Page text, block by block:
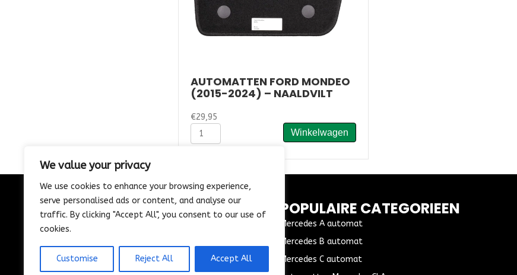
We value your privacy
We use cookies to enhance your browsing experience,
serve personalised ads or content, and analyse our
traffic. By clicking "Accept All", you consent to our use of
cookies.
Customise Reject All Accept All
AUTOMATTEN FORD MONDEO
(2015-2024) – NAALDVILT
€29,95
Automatten
Ford
-
Naaldvilt
aantal
Winkelwagen
CONTACT
085-1302975
Nijverheidstraat 21
Wijk en Aalburg
POPULAIRE CATEGORIEEN
Mercedes A automat
Mercedes B automat
Mercedes C automat